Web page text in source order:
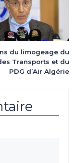
du limogeage du
Transports et du
PDG d’Air Algérie